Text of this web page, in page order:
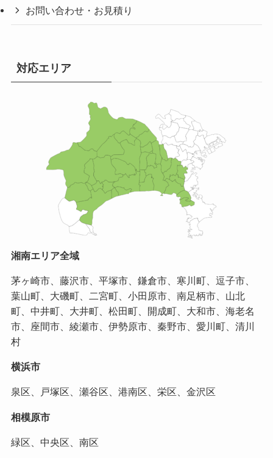
お問い合わせ・お見積り
対応エリア
湘南エリア全域
茅ヶ崎市、藤沢市、平塚市、鎌倉市、寒川町、逗子市、
葉山町、大磯町、二宮町、小田原市、南足柄市、山北
町、中井町、大井町、松田町、開成町、大和市、海老名
市、座間市、綾瀬市、伊勢原市、秦野市、愛川町、清川
村
横浜市
泉区、戸塚区、瀬谷区、港南区、栄区、金沢区
相模原市
緑区、中央区、南区